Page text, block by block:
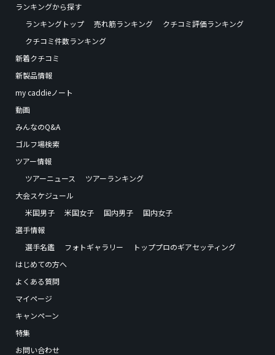
ランキングから探す
ランキングトップ
売れ筋ランキング
クチコミ評価ランキング
クチコミ件数ランキング
新着クチコミ
新製品情報
my caddieノート
動画
みんなのQ&A
ゴルフ場検索
ツアー情報
ツアーニュース
ツアーランキング
大会スケジュール
米国男子
米国女子 国内男子
国内女子
選手情報
選手名鑑
フォトギャラリー
トッププロのギアセッティング
はじめての方へ
よくある質問
マイページ
キャンペーン
特集
お問い合わせ